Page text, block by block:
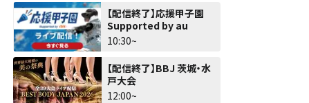
【配信終了】応援甲子園
Supported by au
10:30~
【配信終了】BBJ 茨城・水
戸大会
12:00~